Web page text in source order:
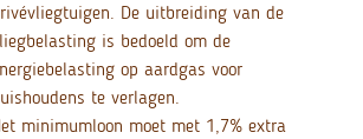
De uitbreiding van de
is bedoeld om de
op aardgas voor
te verlagen.
minimumloon moet met 1,7% extra